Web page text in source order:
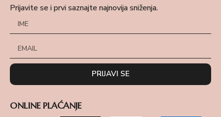
Prijavite se i prvi saznajte najnovija sniženja.
PRIJAVI SE
ONLINE PLAĆANJE